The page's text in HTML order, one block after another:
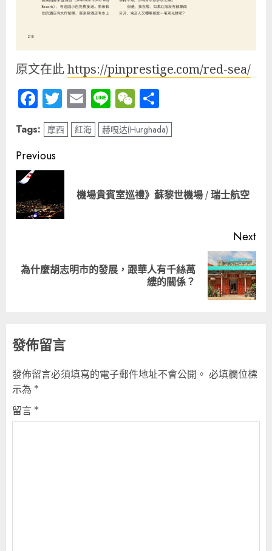
原文在此https://pinprestige.com/red-sea/
Facebook
Twitter
Email
LineWeChat
享
Tags: 摩西 紅海 赫嘎达(Hurghada)
Post
navigation
Previous
機場貴賓室巡禮》蘇黎世機場 / 瑞士航空
Next
Next
為什麼胡志明市的發展，跟華人有千絲萬
縷的關係？
發佈留言
發佈留言必須填寫的電子郵件地址不會公開。 必填欄位標
示為 *
留言 *